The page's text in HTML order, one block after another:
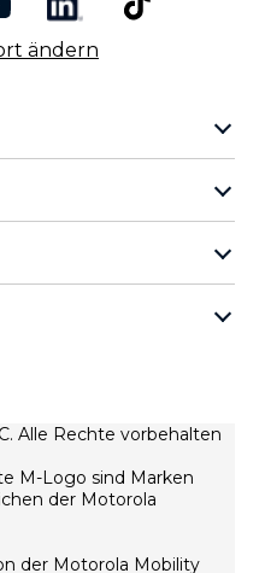
ändern
Assistent
Alle Rechte vorbehalten
M-Logo sind Marken
der Motorola
der Motorola Mobility